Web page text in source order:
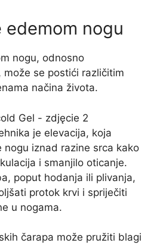
edemom nogu
nogu, odnosno
može se postići različitim
načina života.
je elevacija, koja
nogu iznad razine srca kako
i smanjilo oticanje.
poput hodanja ili plivanja,
protok krvi i spriječiti
u nogama.
čarapa može pružiti blagi